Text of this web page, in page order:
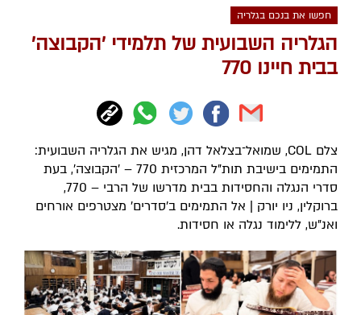
חפשו את בנכם בגלריה
הגלריה השבועית של תלמידי 'הקבוצה'
בבית חיינו 770
צלם COL, שמואל־בצלאל דהן, מגיש את הגלריה השבועית:
התמימים בישיבת תות"ל המרכזית 770 – 'הקבוצה', בעת
סדרי הנגלה והחסידות בבית מדרשו של הרבי – 770,
ברוקלין, ניו יורק | אל התמימים ב'סדרים' מצטרפים אורחים
ואנ"ש, ללימוד נגלה או חסידות.